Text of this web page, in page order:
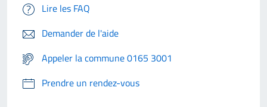
Lire les FAQ
Demander de l'aide
Appeler la commune 0165 3001
Prendre un rendez-vous